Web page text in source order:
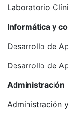
Laboratorio
Informática y
Desarrollo de
Desarrollo de
Administración
Administración